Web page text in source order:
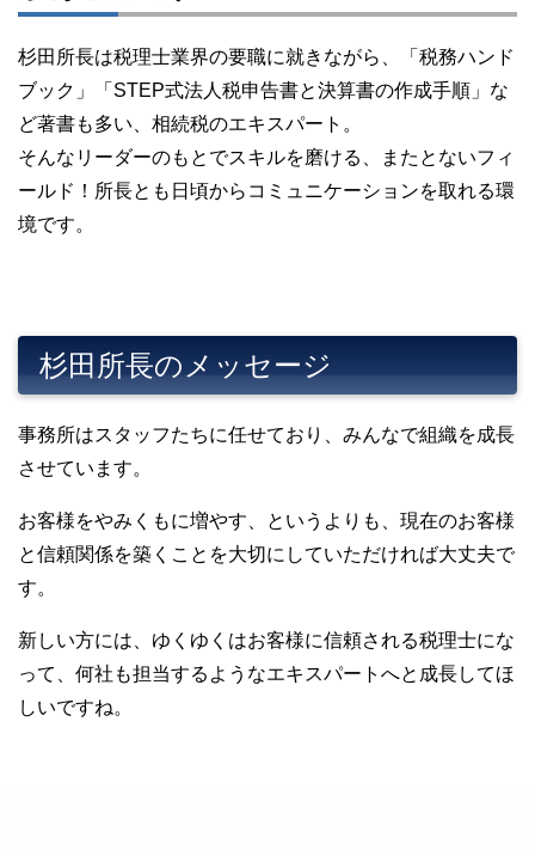
杉田所長は税理士業界の要職に就きながら、「税務ハンド
ブック」「STEP式法人税申告書と決算書の作成手順」な
ど著書も多い、相続税のエキスパート。
そんなリーダーのもとでスキルを磨ける、またとないフィ
ールド！所長とも日頃からコミュニケーションを取れる環
境です。
杉田所長のメッセージ
事務所はスタッフたちに任せており、みんなで組織を成長
させています。
お客様をやみくもに増やす、というよりも、現在のお客様
と信頼関係を築くことを大切にしていただければ大丈夫で
す。
新しい方には、ゆくゆくはお客様に信頼される税理士にな
って、何社も担当するようなエキスパートへと成長してほ
しいですね。